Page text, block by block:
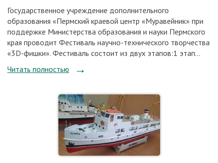
Государственное учреждение дополнительного
образования «Пермский краевой центр «Муравейник» при
поддержке Министерства образования и науки Пермского
края проводит Фестиваль научно-технического творчества
«3D-фишки». Фестиваль состоит из двух этапов:1 этап...
Читать полностью